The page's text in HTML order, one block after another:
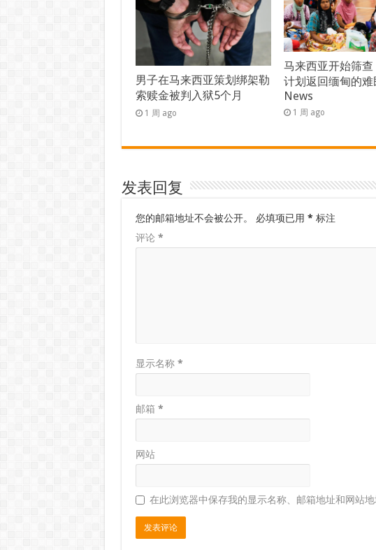
男子在马来西亚策划绑架勒
索赎金被判入狱5个月
1 周 ago
马来西亚开始筛查
计划返回缅甸的难
News
1 周 ago
发表回复
您的邮箱地址不会被公开。 必填项已用 * 标注
评论 *
显示名称 *
邮箱 *
网站
在此浏览器中保存我的显示名称、邮箱地址和网站地